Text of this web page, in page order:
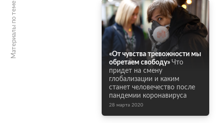
Материалы по теме
«От чувства тревожности мы
обретаем свободу» Что
придет на смену
глобализации и каким
станет человечество после
пандемии коронавируса
28 марта 2020